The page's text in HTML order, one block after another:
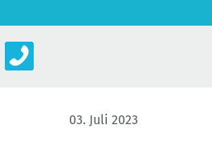
03. Juli 2023